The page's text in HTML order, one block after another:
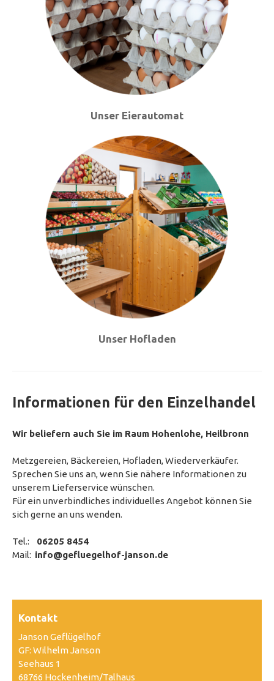
Unser Eierautomat
Unser Hofladen
Informationen für den Einzelhandel
Wir beliefern auch Sie im Raum Hohenlohe, Heilbronn
Metzgereien, Bäckereien, Hofladen, Wiederverkäufer.
Sprechen Sie uns an, wenn Sie nähere Informationen zu
unserem Lieferservice wünschen.
Für ein unverbindliches individuelles Angebot können Sie
sich gerne an uns wenden.
Tel.: 06205 8454
Mail: info@gefluegelhof-janson.de
Kontakt
Janson Geflügelhof
GF: Wilhelm Janson
Seehaus 1
68766 Hockenheim/Talhaus